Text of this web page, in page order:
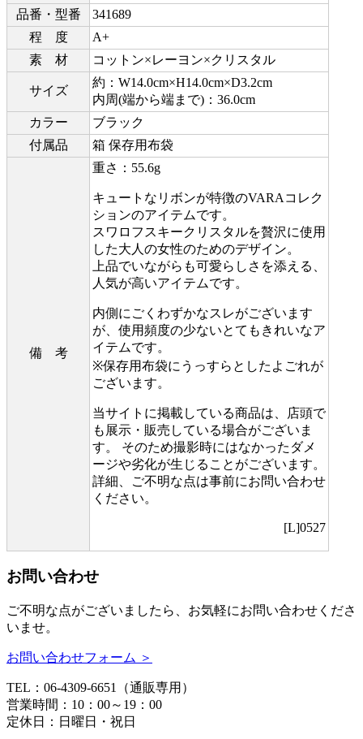
品番・型番
341689
程 度
A+
素 材
コットン×レーヨン×クリスタル
サイズ
約：W14.0cm×H14.0cm×D3.2cm
内周(端から端まで)：36.0cm
カラー
ブラック
付属品
箱 保存用布袋
備 考
重さ：55.6g
キュートなリボンが特徴のVARAコレク
ションのアイテムです。
スワロフスキークリスタルを贅沢に使用
した大人の女性のためのデザイン。
上品でいながらも可愛らしさを添える、
人気が高いアイテムです。
内側にごくわずかなスレがございます
が、使用頻度の少ないとてもきれいなア
イテムです。
※保存用布袋にうっすらとしたよごれが
ございます。
当サイトに掲載している商品は、店頭で
も展示・販売している場合がございま
す。 そのため撮影時にはなかったダメ
ージや劣化が生じることがございます。
詳細、ご不明な点は事前にお問い合わせ
ください。
[L]0527
お問い合わせ
ご不明な点がございましたら、お気軽にお問い合わせくださ
いませ。
お問い合わせフォーム ＞
TEL：06-4309-6651（通販専用）
営業時間：10：00～19：00
定休日：日曜日・祝日